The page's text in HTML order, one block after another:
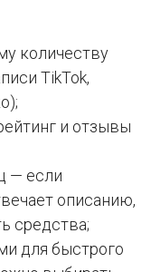
количеству
TikTok,
и отзывы
— если
описанию,
средства;
для быстрого